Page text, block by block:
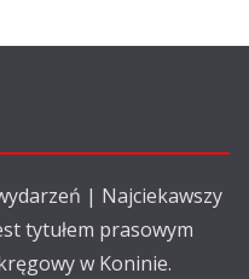
| Najciekawszy
tytułem prasowym
w Koninie.